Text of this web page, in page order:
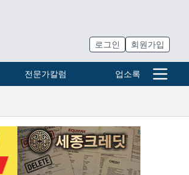
로그인 회원가입
전문가칼럼 업소록